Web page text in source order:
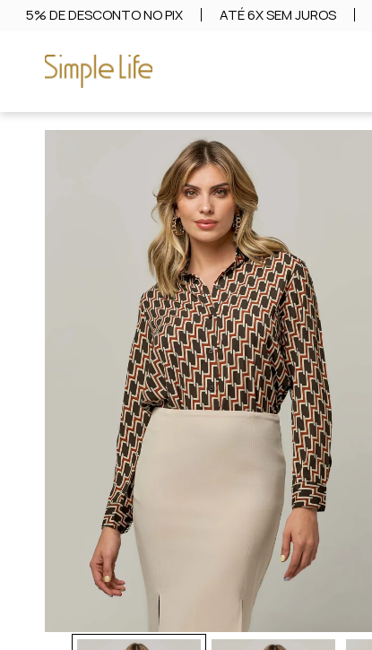
5% DE DESCONTO NO PIX ATÉ 6X SEM JUROS